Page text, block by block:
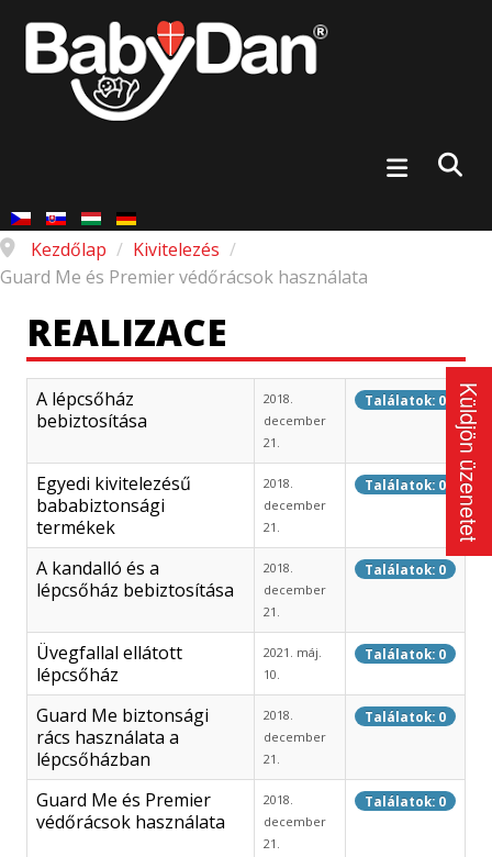
Kezdőlap / Kivitelezés /
Guard Me és Premier védőrácsok használata
REALIZACE
A lépcsőház
bebiztosítása
2018.
december
21.
Találatok: 0
Egyedi kivitelezésű
bababiztonsági
termékek
2018.
december
21.
Találatok: 0
A kandalló és a
lépcsőház bebiztosítása
2018.
december
21.
Találatok: 0
Üvegfallal ellátott
lépcsőház
2021. máj.
10.
Találatok: 0
Guard Me biztonsági
rács használata a
lépcsőházban
2018.
december
21.
Találatok: 0
Guard Me és Premier
védőrácsok használata
2018.
december
21.
Találatok: 0
Küldjön üzenetet